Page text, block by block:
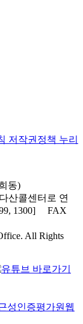
저작권정책 누리
동)
산콜센터로 연
1300] FAX
All Rights